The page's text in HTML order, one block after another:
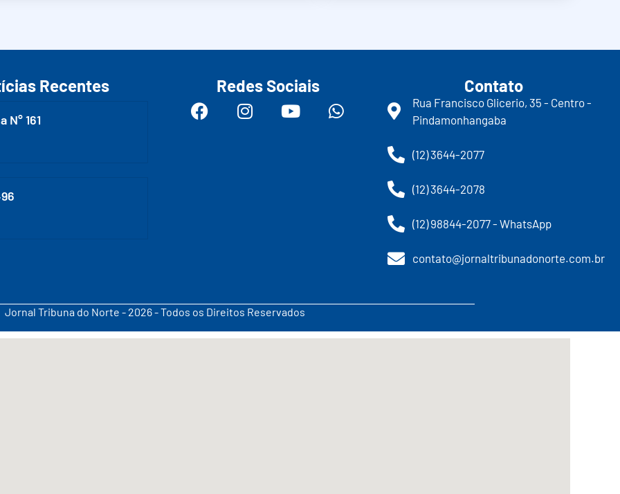
Recentes
N° 161
Redes Sociais Contato
Rua Francisco Glicerio, 35 - Centro -
Pindamonhangaba
(12) 3644-2077
(12) 3644-2078
(12) 98844-2077 - WhatsApp
contato@jornaltribunadonorte.com.br
Jornal Tribuna do Norte - 2026 - Todos os Direitos Reservados